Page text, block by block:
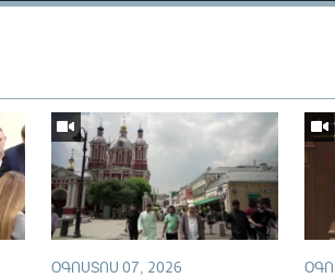
240p
720p
ՕԳՈՍՏՈՍ 07, 2026